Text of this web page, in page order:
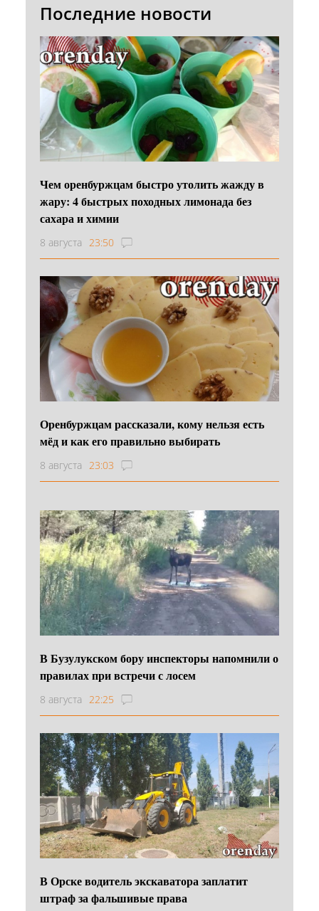
Последние новости
Чем оренбуржцам быстро утолить жажду в
жару: 4 быстрых походных лимонада без
сахара и химии
8 августа 23:50
Оренбуржцам рассказали, кому нельзя есть
мёд и как его правильно выбирать
8 августа 23:03
В Бузулукском бору инспекторы напомнили о
правилах при встречи с лосем
8 августа 22:25
В Орске водитель экскаватора заплатит
штраф за фальшивые права